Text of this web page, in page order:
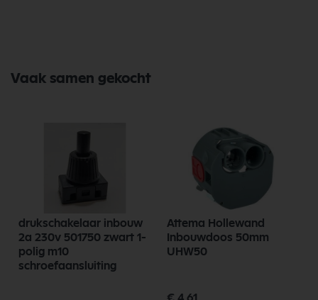
Vaak samen gekocht
drukschakelaar inbouw
2a 230v 501750 zwart 1-
polig m10
schroefaansluiting
Attema Hollewand
Inbouwdoos 50mm
UHW50
€ 4,61